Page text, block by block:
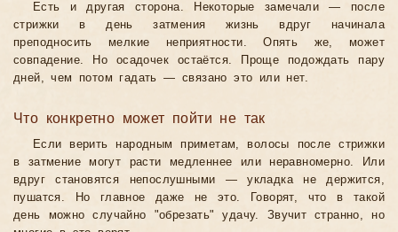
Есть и другая сторона. Некоторые замечали — после
стрижки в день затмения жизнь вдруг начинала
преподносить мелкие неприятности. Опять же, может
совпадение. Но осадочек остаётся. Проще подождать пару
дней, чем потом гадать — связано это или нет.
Что конкретно может пойти не так
Если верить народным приметам, волосы после стрижки
в затмение могут расти медленнее или неравномерно. Или
вдруг становятся непослушными — укладка не держится,
пушатся. Но главное даже не это. Говорят, что в такой
день можно случайно "обрезать" удачу. Звучит странно, но